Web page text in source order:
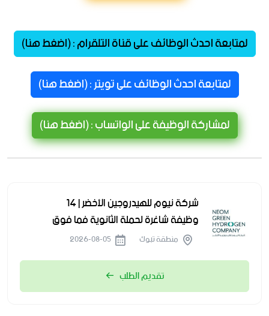
لمتابعة احدث الوظائف على قناة التلقرام : (اضغط هنا)
لمتابعة احدث الوظائف على تويتر : (اضغط هنا)
لمشاركة الوظيفة على الواتساب : (اضغط هنا)
شركة نيوم للهيدروجين الأخضر | 14
وظيفة شاغرة لحملة الثانوية فما فوق
منطقة تبوك
تقديم الطلب